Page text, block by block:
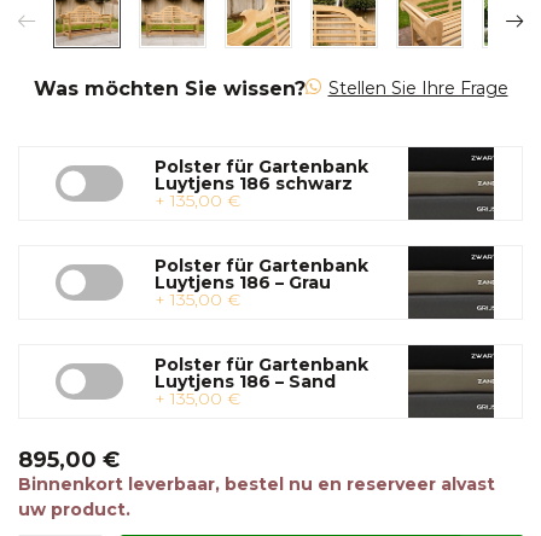
Was möchten Sie wissen? Stellen Sie Ihre Frage
Polster für Gartenbank
Luytjens 186 schwarz
+ 135,00 €
Polster für Gartenbank
Luytjens 186 – Grau
+ 135,00 €
Polster für Gartenbank
Luytjens 186 – Sand
+ 135,00 €
895,00 €
Binnenkort leverbaar, bestel nu en reserveer alvast
uw product.